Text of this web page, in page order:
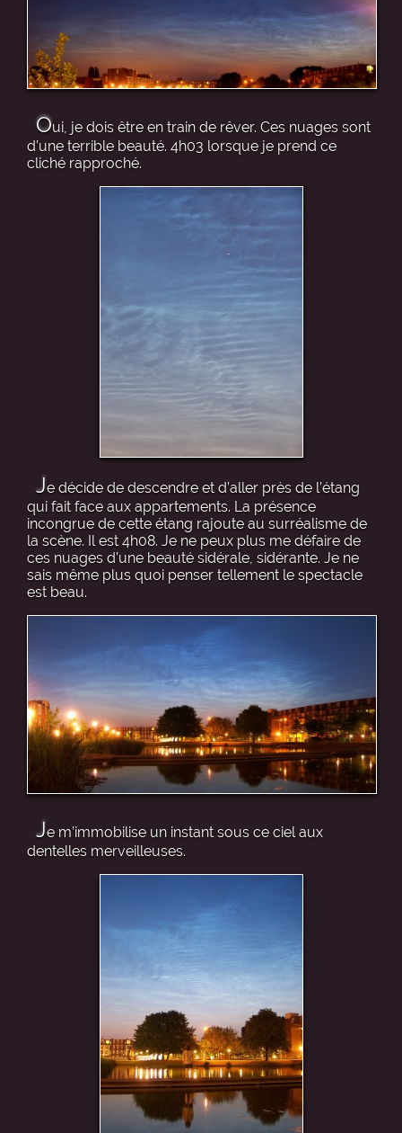
Oui, je dois être en train de rêver. Ces nuages sont
d’une terrible beauté. 4h03 lorsque je prend ce
cliché rapproché.
Je décide de descendre et d’aller près de l’étang
qui fait face aux appartements. La présence
incongrue de cette étang rajoute au surréalisme de
la scène. Il est 4h08. Je ne peux plus me défaire de
ces nuages d’une beauté sidérale, sidérante. Je ne
sais même plus quoi penser tellement le spectacle
est beau.
Je m’immobilise un instant sous ce ciel aux
dentelles merveilleuses.